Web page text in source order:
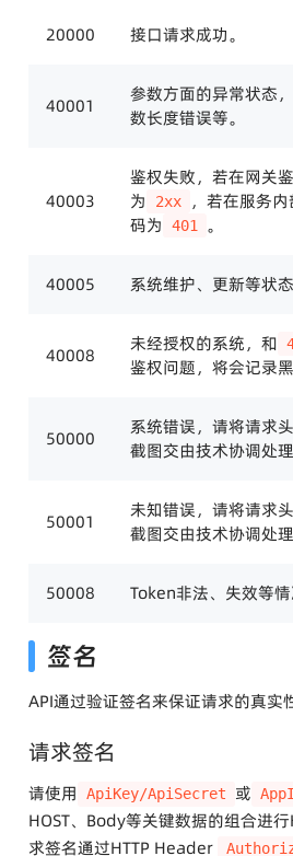
20000 接口请求成功。
40001
参数方面的异常状态
数长度错误等。
40003
鉴权失败，若在网关
为
2xx
，若在服务
码为
401 。
40005 系统维护、更新等状
40008
未经授权的系统，和
鉴权问题，将会记录黑
50000
系统错误，请将请求
截图交由技术协调处理
50001
未知错误，请将请求
截图交由技术协调处理
50008 Token非法、失效等情
签名
API通过验证签名来保证请求的真实
请求签名
请使用 ApiKey/ApiSecret 或
HOST、Body等关键数据的组合进
求签名通过HTTP Header